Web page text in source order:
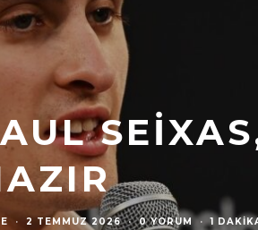
· 2 TEMMUZ 2026 · 0 YORUM · 1